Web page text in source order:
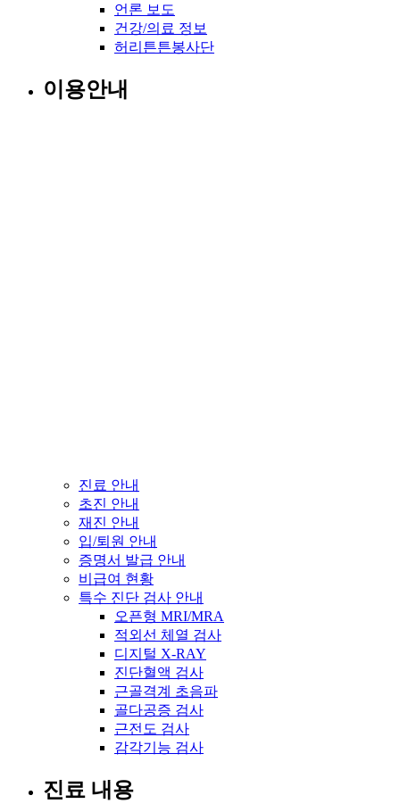
언론 보도
건강/의료 정보
허리튼튼봉사단
이용안내
진료 안내
초진 안내
재진 안내
입/퇴원 안내
증명서 발급 안내
비급여 현황
특수 진단 검사 안내
오픈형 MRI/MRA
적외선 체열 검사
디지털 X-RAY
진단혈액 검사
근골격계 초음파
골다공증 검사
근전도 검사
감각기능 검사
진료 내용